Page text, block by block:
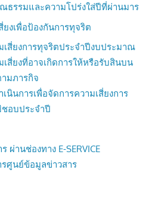
ธรรมและความโปร่งใส่ปีที่ผ่านมาร
ยงเพื่อป้องกันการทุจริต
เสี่ยงการทุจริตประจำปีงบประมาณ
เสี่ยงที่อาจเกิดการให้หรือรับสินบน
มภารกิจ
นินการเพื่อจัดการความเสี่ยงการ
อบประจำปี
ผ่านช่องทาง E-SERVICE
ศูนย์ข้อมูลข่าวสาร